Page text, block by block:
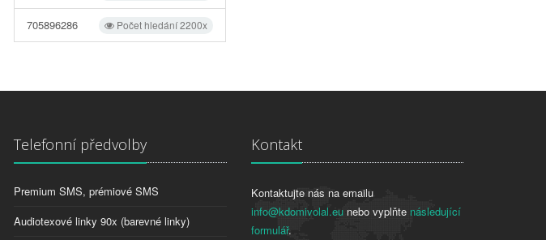
Počet hledání 2200x
705896286
Telefonní předvolby
Premium SMS, prémiové SMS
Audiotexové linky 90x (barevné linky)
Kontakt
Kontaktujte nás na emailu
info@kdomivolal.eunebo vyplňte následující
formulář.